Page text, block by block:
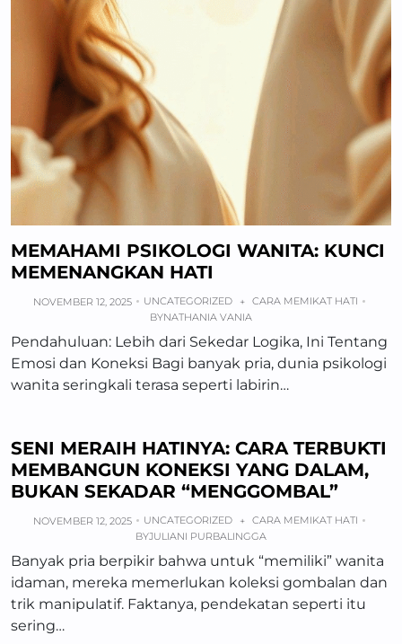
MEMAHAMI PSIKOLOGI WANITA: KUNCI
MEMENANGKAN HATI
NOVEMBER 12, 2025 UNCATEGORIZED +
CARA MEMIKAT HATI
BYNATHANIA VANIA
Pendahuluan: Lebih dari Sekedar Logika, Ini Tentang
Emosi dan Koneksi Bagi banyak pria, dunia psikologi
wanita seringkali terasa seperti labirin…
SENI MERAIH HATINYA: CARA TERBUKTI
MEMBANGUN KONEKSI YANG DALAM,
BUKAN SEKADAR “MENGGOMBAL”
NOVEMBER 12, 2025 UNCATEGORIZED +
CARA MEMIKAT HATI
BYJULIANI PURBALINGGA
Banyak pria berpikir bahwa untuk “memiliki” wanita
idaman, mereka memerlukan koleksi gombalan dan
trik manipulatif. Faktanya, pendekatan seperti itu
sering…